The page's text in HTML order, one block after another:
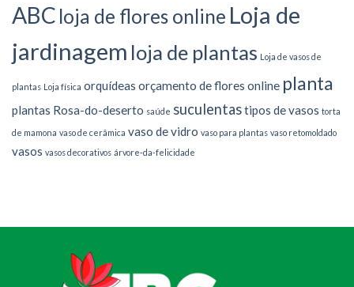
ABC loja de flores online Loja de
jardinagem loja de plantas Loja de vasos de
plantas Loja física orquídeas orçamento de flores online planta
plantas Rosa-do-deserto saúde suculentastipos de vasos torta
de mamona vaso de cerâmica vaso de vidro vaso para plantas vaso retomoldado
vasos vasos decorativos árvore-da-felicidade